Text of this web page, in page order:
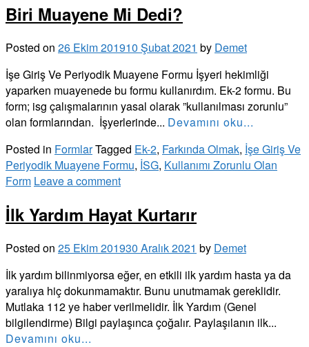
Biri Muayene Mi Dedi?
Posted on 26 Ekim 201910 Şubat 2021 by Demet
İşe Giriş Ve Periyodik Muayene Formu İşyeri hekimliği
yaparken muayenede bu formu kullanırdım. Ek-2 formu. Bu
form; isg çalışmalarının yasal olarak ”kullanılması zorunlu”
olan formlarından. İşyerlerinde... Devamını oku...
Posted in FormlarTagged Ek-2, Farkında Olmak, İşe Giriş Ve
Periyodik Muayene Formu, İSG, Kullanımı Zorunlu Olan
Form Leave a comment
İlk Yardım Hayat Kurtarır
Posted on 25 Ekim 201930 Aralık 2021 by Demet
İlk yardım bilinmiyorsa eğer, en etkili ilk yardım hasta ya da
yaralıya hiç dokunmamaktır. Bunu unutmamak gereklidir.
Mutlaka 112 ye haber verilmelidir. İlk Yardım (Genel
bilgilendirme) Bilgi paylaşınca çoğalır. Paylaşılanın ilk...
Devamını oku...